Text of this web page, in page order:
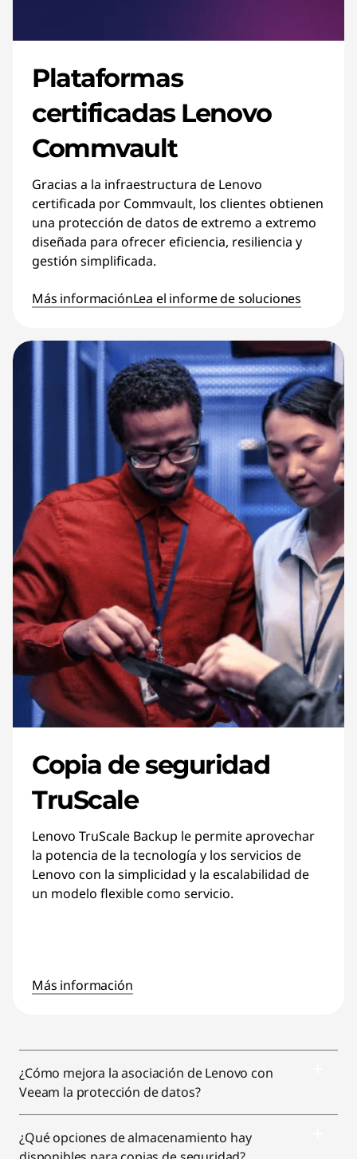
Plataformas
certificadas Lenovo
Commvault
Gracias a la infraestructura de Lenovo
certificada por Commvault, los clientes obtienen
una protección de datos de extremo a extremo
diseñada para ofrecer eficiencia, resiliencia y
gestión simplificada.
Más informaciónLea el informe de soluciones
Copia de seguridad
TruScale
Lenovo TruScale Backup le permite aprovechar
la potencia de la tecnología y los servicios de
Lenovo con la simplicidad y la escalabilidad de
un modelo flexible como servicio.
Más información
¿Cómo mejora la asociación de Lenovo con
Veeam la protección de datos?
¿Qué opciones de almacenamiento hay